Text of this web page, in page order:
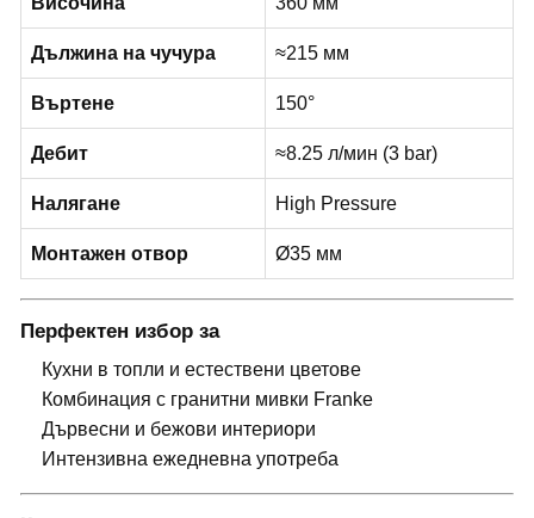
Дължина на чучура ≈215 мм
Въртене 150°
Дебит ≈8.25 л/мин (3 bar)
Налягане High Pressure
Монтажен отвор Ø35 мм
Перфектен избор за
Кухни в топли и естествени цветове
Комбинация с гранитни мивки Franke
Дървесни и бежови интериори
Интензивна ежедневна употреба